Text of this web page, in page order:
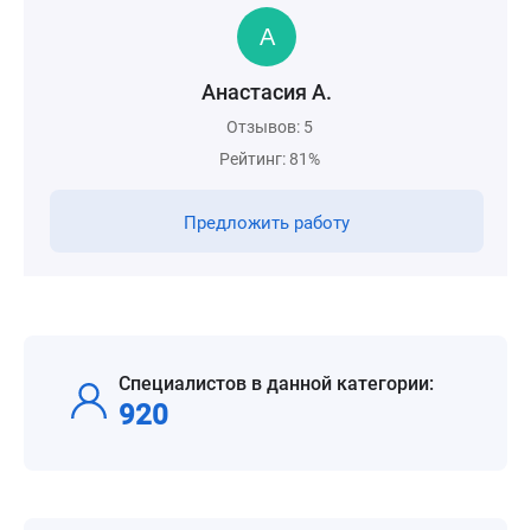
Анастасия А.
Отзывов: 5
Рейтинг: 81%
Предложить работу
Специалистов в данной категории:
920